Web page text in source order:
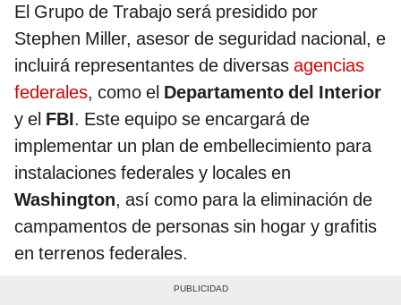
El Grupo de Trabajo será presidido por
Stephen Miller, asesor de seguridad nacional, e
incluirá representantes de diversas agencias
federales, como el Departamento del Interior
y el FBI. Este equipo se encargará de
implementar un plan de embellecimiento para
instalaciones federales y locales en
Washington, así como para la eliminación de
campamentos de personas sin hogar y grafitis
en terrenos federales.